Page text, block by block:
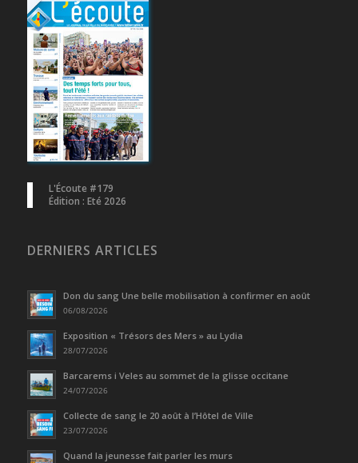
L'Écoute #179
Édition : Eté 2026
DERNIERS ARTICLES
Don du sang Une belle mobilisation à confirmer en août
06/08/2026
Exposition « Trésors des Mers » au Lydia
28/07/2026
Barcarems i Veles au sommet de la glisse occitane
24/07/2026
Collecte de sang le 20 août à l’Hôtel de Ville
23/07/2026
Quand la jeunesse fait parler les murs